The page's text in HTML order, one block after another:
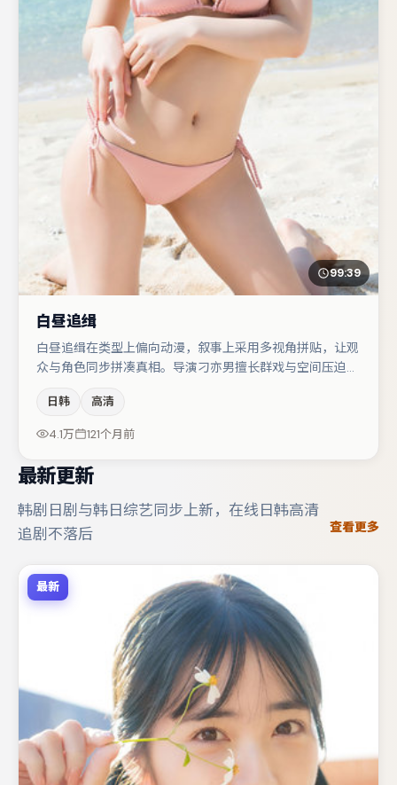
99:39
白昼追缉
白昼追缉在类型上偏向动漫，叙事上采用多视角拼贴，让观
众与角色同步拼凑真相。导演刁亦男擅长群戏与空间压迫
片中承担叙事驱动，孔刘、裴斗娜分别提供反差与喜剧/悬
疑调剂（视场次而定）。整体完成度较高，适合周末一口气
日韩 高清
4.1万 121个月前
最新更新
韩剧日剧与韩日综艺同步上新，在线日韩高清
追剧不落后
查看更多
最新